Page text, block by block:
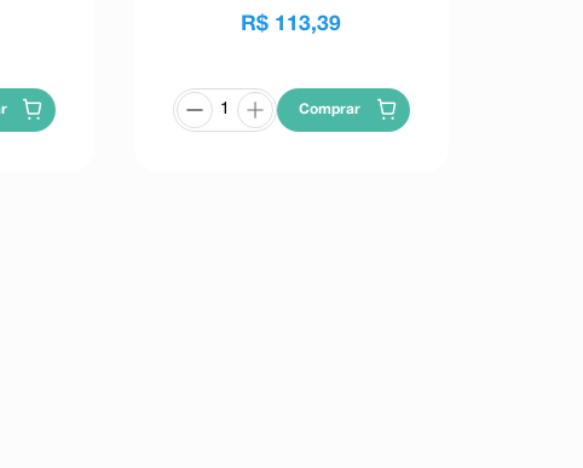
R$ 113,39
Comprar